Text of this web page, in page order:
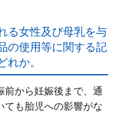
る女性及び母乳を与
の使用等に関する記
か。
前から妊娠後まで、通
ても胎児への影響がな